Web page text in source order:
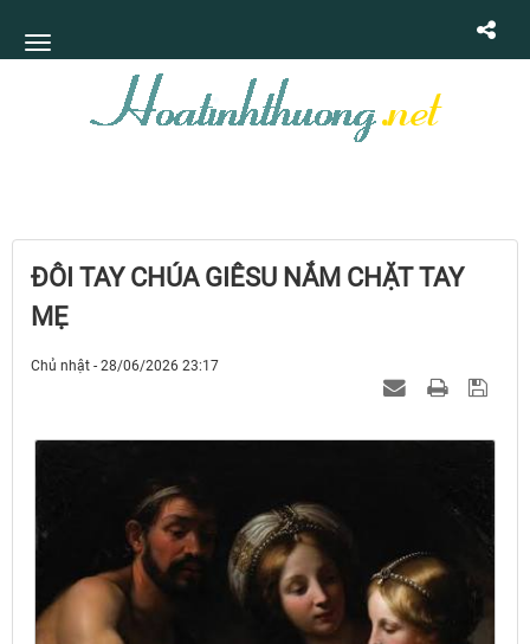
ĐÔI TAY CHÚA GIÊSU NẮM CHẶT TAY
MẸ
Chủ nhật - 28/06/2026 23:17